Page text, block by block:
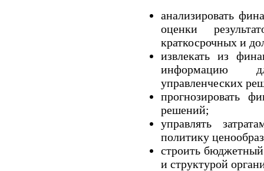
анализировать
оценки
краткосрочных и
извлекать из
информацию
управленческих
прогнозировать
решений;
управлять
политику
строить
и структурой